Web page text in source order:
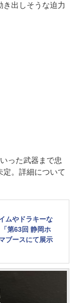
き出しそうな迫力
った武器まで忠
定。詳細について
ムやドラキーな
第63回 静岡ホ
ブースにて展示